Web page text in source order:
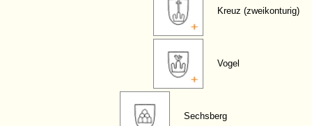
Kreuz (zweikonturig)
Vogel
Sechsberg